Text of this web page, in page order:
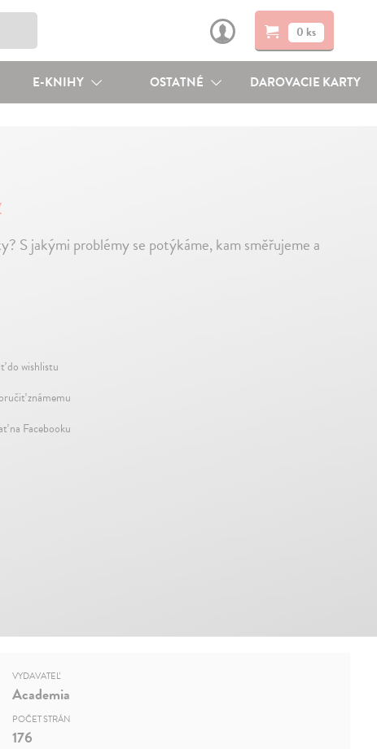
0 ks
E-KNIHY OSTATNÉ DAROVACIE KARTY
S jakými problémy se potýkáme, kam směřujeme a
do wishlistu
známemu
na Facebooku
VYDAVATEĽ
Academia
POČET STRÁN
176